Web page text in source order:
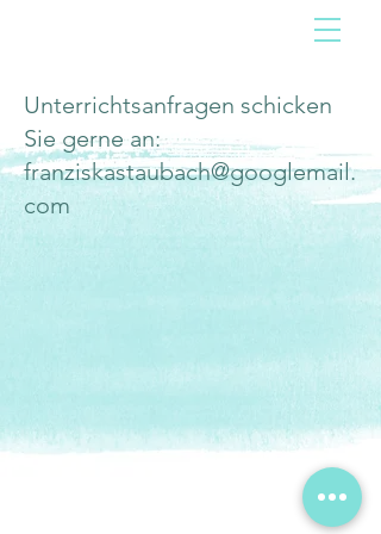
Unterrichtsanfragen schicken
Sie gerne an:
franziskastaubach@googlemail.
com